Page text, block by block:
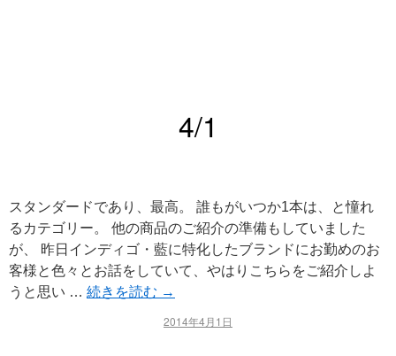
4/1
スタンダードであり、最高。 誰もがいつか1本は、と憧れ
るカテゴリー。 他の商品のご紹介の準備もしていました
が、 昨日インディゴ・藍に特化したブランドにお勤めのお
客様と色々とお話をしていて、やはりこちらをご紹介しよ
うと思い … 続きを読む →
2014年4月1日